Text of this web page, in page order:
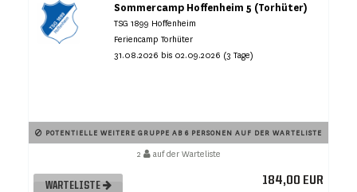
Sommercamp Hoffenheim 5 (Torhüter)
TSG 1899 Hoffenheim
Feriencamp Torhüter
31.08.2026 bis 02.09.2026 (3 Tage)
POTENTIELLE WEITERE GRUPPE AB 6 PERSONEN AUF DER WARTELISTE
2 auf der Warteliste
WARTELISTE 184,00 EUR